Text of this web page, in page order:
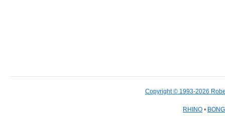
Copyright © 1993-2026
RHINO •